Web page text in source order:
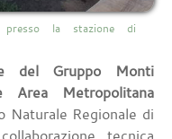
presso la stazione di
del Gruppo Monti
Metropolitana
Naturale Regionale di